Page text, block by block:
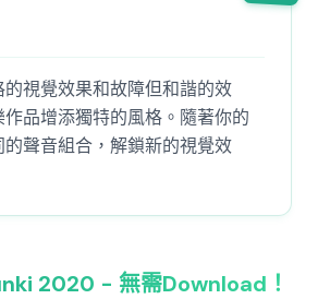
視覺效果和故障但和諧的效
品增添獨特的風格。隨著你的
聲音組合，解鎖新的視覺效
2020 - 無需Download！